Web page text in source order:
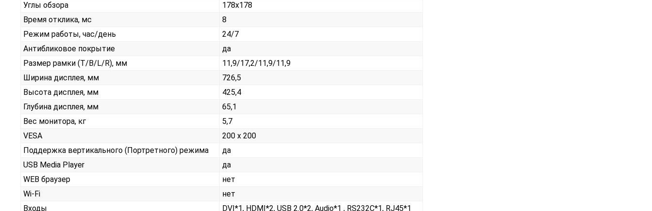
Углы обзора
178x178
Время отклика, мс
8
Режим работы, час/день
24/7
Антибликовое покрытие
да
Размер рамки (T/B/L/R), мм
11,9/17,2/11,9/11,9
Ширина дисплея, мм
726,5
Высота дисплея, мм
425,4
Глубина дисплея, мм
65,1
Вес монитора, кг
5,7
VESA
200 x 200
Поддержка вертикального (Портретного) режима
да
USB Media Player
да
WEB браузер
нет
Wi-Fi
нет
Входы
DVI*1, HDMI*2, USB 2.0*2, Audio*1 , RS232С*1, RJ45*1